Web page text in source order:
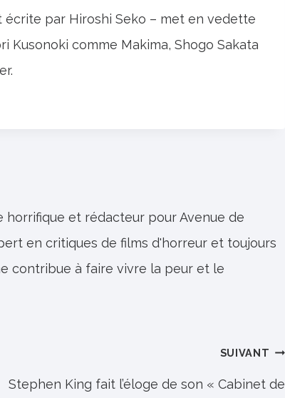
écrite par Hiroshi Seko – met en vedette
Kusonoki comme Makima, Shogo Sakata
horrifique et rédacteur pour Avenue de
en critiques de films d'horreur et toujours
contribue à faire vivre la peur et le
SUIVANT
Stephen King fait l’éloge de son « Cabinet de